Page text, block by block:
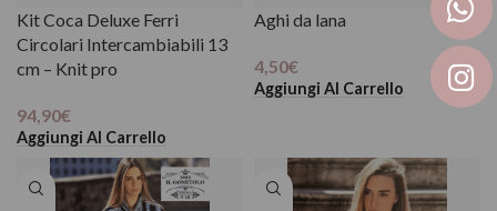
Kit Coca Deluxe Ferri
Circolari Intercambiabili 13
cm – Knit pro
94,90€
Aggiungi Al Carrello
Aghi da lana
4,50€
Aggiungi Al Carrello